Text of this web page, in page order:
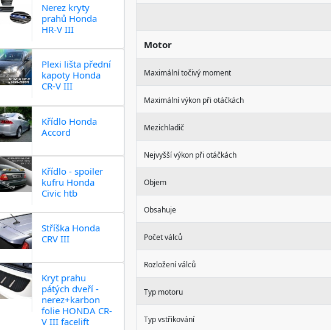
Nerez kryty
prahů Honda
HR-V III
Plexi lišta přední
kapoty Honda
CR-V III
Křídlo Honda
Accord
Křídlo - spoiler
kufru Honda
Civic htb
Stříška Honda
CRV III
Kryt prahu
pátých dveří -
nerez+karbon
folie HONDA CR-
V III facelift
Motor
Maximální točivý moment
Maximální výkon při otáčkách
Mezichladič
Nejvyšší výkon při otáčkách
Objem
Obsahuje
Počet válců
Rozložení válců
Typ motoru
Typ vstřikování